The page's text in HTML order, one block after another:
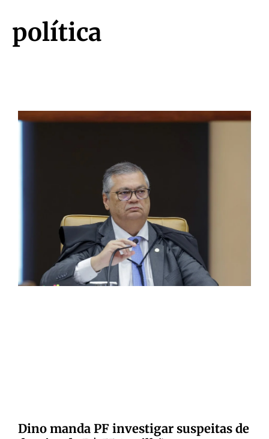
política
Dino manda PF investigar suspeitas de